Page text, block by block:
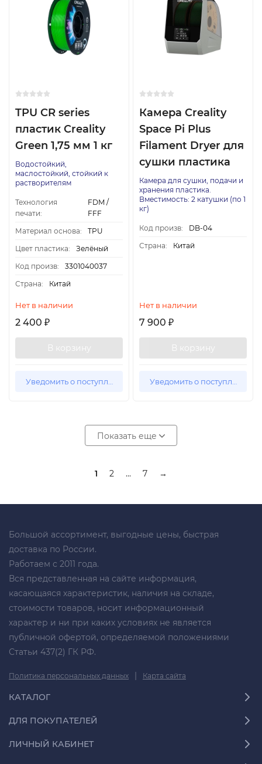
TPU CR series
пластик Creality
Green 1,75 мм 1 кг
Водостойкий,
маслостойкий, стойкий к
растворителям
Технология
печати:
FDM /
FFF
Материал основа:
TPU
Цвет пластика:
Зелёный
Код произв:
3301040037
Страна:
Китай
Нет в наличии
2 400 ₽
В корзину
Уведомить о поступлении
Камера Creality
Space Pi Plus
Filament Dryer для
сушки пластика
Камера для сушки, подачи и
хранения пластика.
Вместимость: 2 катушки (по 1
кг)
Код произв:
DB-04
Страна:
Китай
Нет в наличии
7 900 ₽
В корзину
Уведомить о поступлении
Показать еще
1 2 ... 7 →
Большой ассортимент, выгодные цены, быстрая
доставка по России.
Работаем с 2011 года.
Вся представленная на сайте информация,
касающаяся характеристик, наличия на складе,
стоимости товаров, носит информационный
характер и ни при каких условиях не является
публичной офертой, определяемой положениями
Статьи 437(2) ГК РФ.
Политика персональных данных | Карта сайта
КАТАЛОГ
ДЛЯ ПОКУПАТЕЛЕЙ
ЛИЧНЫЙ КАБИНЕТ